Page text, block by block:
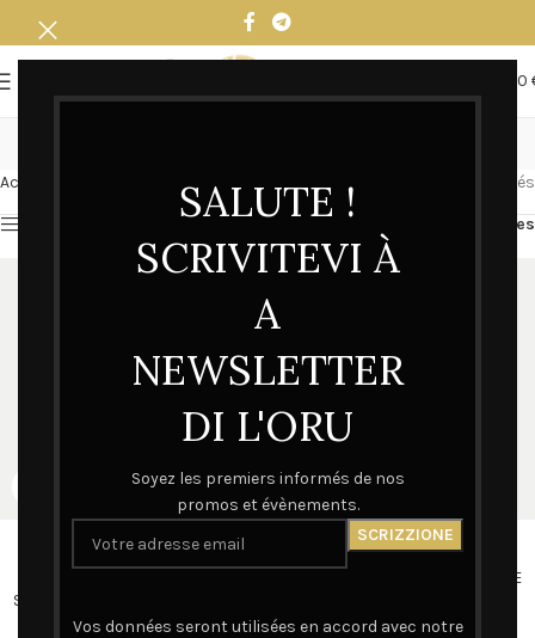
SALUTE !
SCRIVITEVI À
A
NEWSLETTER
DI L'ORU
Soyez les premiers informés de nos
promos et évènements.
Vos données seront utilisées en accord avec notre
0,00
Accueil SWEAT FEMME 8 résultats affichés
Afficher la barre latérale Filtres
Universale
SWEAT
69,00€
SWEAT FEMME – E CORNE
FEMME